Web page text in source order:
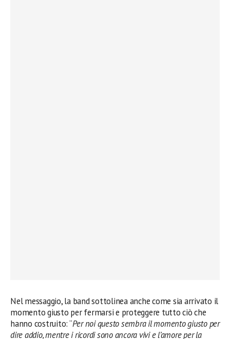
Nel messaggio, la band sottolinea anche come sia arrivato il
momento giusto per fermarsi e proteggere tutto ciò che
hanno costruito: “Per noi questo sembra il momento giusto per
dire addio, mentre i ricordi sono ancora vivi e l’amore per la